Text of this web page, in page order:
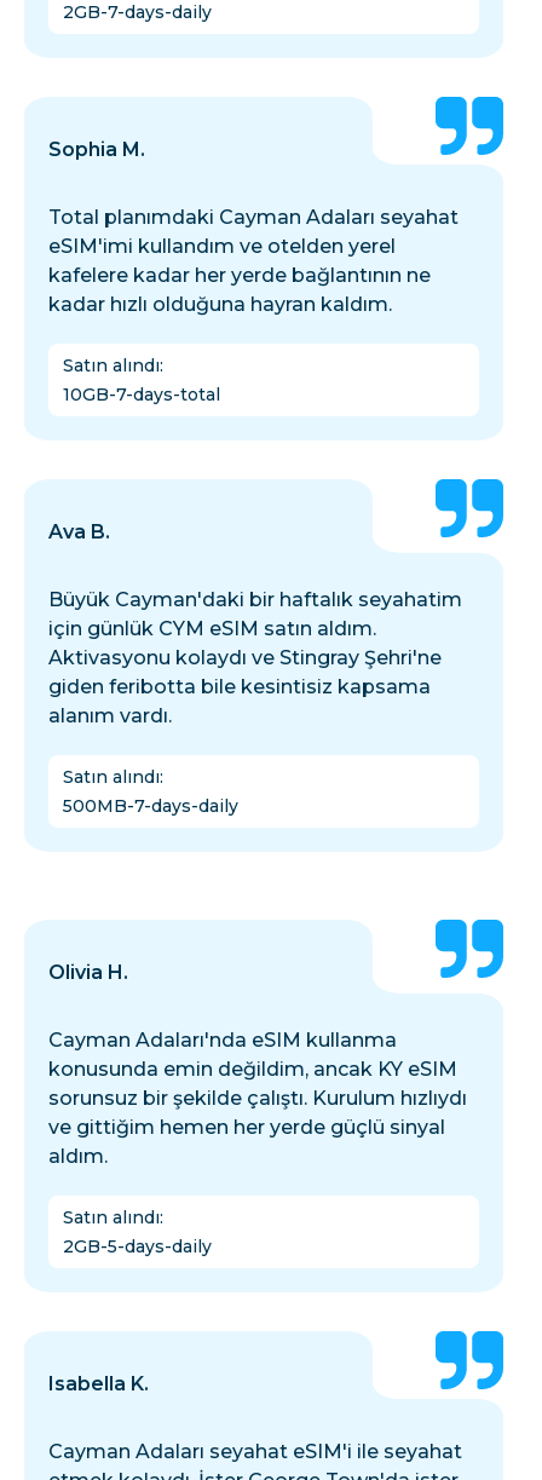
2GB-7-days-daily
Sophia M.
Total planımdaki Cayman Adaları seyahat
eSIM'imi kullandım ve otelden yerel
kafelere kadar her yerde bağlantının ne
kadar hızlı olduğuna hayran kaldım.
Satın alındı:
10GB-7-days-total
Ava B.
Büyük Cayman'daki bir haftalık seyahatim
için günlük CYM eSIM satın aldım.
Aktivasyonu kolaydı ve Stingray Şehri'ne
giden feribotta bile kesintisiz kapsama
alanım vardı.
Satın alındı:
500MB-7-days-daily
Olivia H.
Cayman Adaları'nda eSIM kullanma
konusunda emin değildim, ancak KY eSIM
sorunsuz bir şekilde çalıştı. Kurulum hızlıydı
ve gittiğim hemen her yerde güçlü sinyal
aldım.
Satın alındı:
2GB-5-days-daily
Isabella K.
Cayman Adaları seyahat eSIM'i ile seyahat